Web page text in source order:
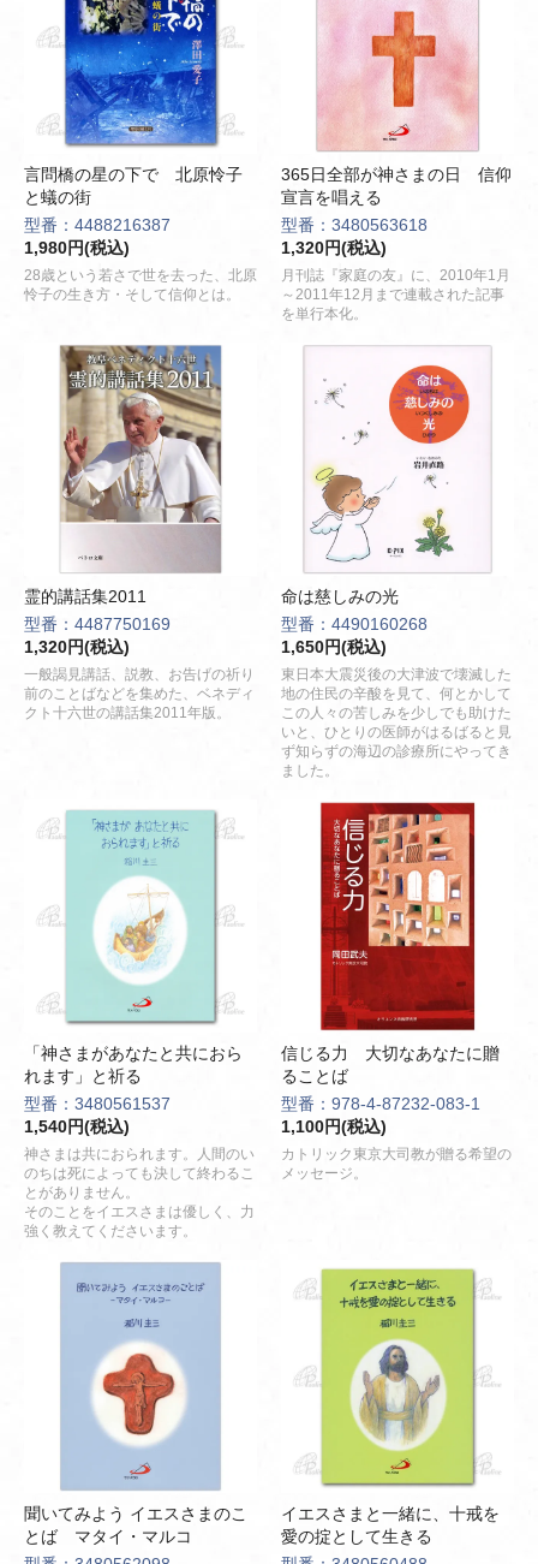
言問橋の星の下で 北原怜子
と蟻の街
型番：4488216387
1,980円(税込)
28歳という若さで世を去った、北原
怜子の生き方・そして信仰とは。
365日全部が神さまの日 信仰
宣言を唱える
型番：3480563618
1,320円(税込)
月刊誌『家庭の友』に、2010年1月
～2011年12月まで連載された記事
を単行本化。
霊的講話集2011
型番：4487750169
1,320円(税込)
一般謁見講話、説教、お告げの祈り
前のことばなどを集めた、ベネディ
クト十六世の講話集2011年版。
命は慈しみの光
型番：4490160268
1,650円(税込)
東日本大震災後の大津波で壊滅した
地の住民の辛酸を見て、何とかして
この人々の苦しみを少しでも助けた
いと、ひとりの医師がはるばると見
ず知らずの海辺の診療所にやってき
ました。
「神さまがあなたと共におら
れます」と祈る
型番：3480561537
1,540円(税込)
神さまは共におられます。人間のい
のちは死によっても決して終わるこ
とがありません。
そのことをイエスさまは優しく、力
強く教えてくださいます。
信じる力 大切なあなたに贈
ることば
型番：978-4-87232-083-1
1,100円(税込)
カトリック東京大司教が贈る希望の
メッセージ。
聞いてみよう イエスさまのこ
とば マタイ・マルコ
イエスさまと一緒に、十戒を
愛の掟として生きる